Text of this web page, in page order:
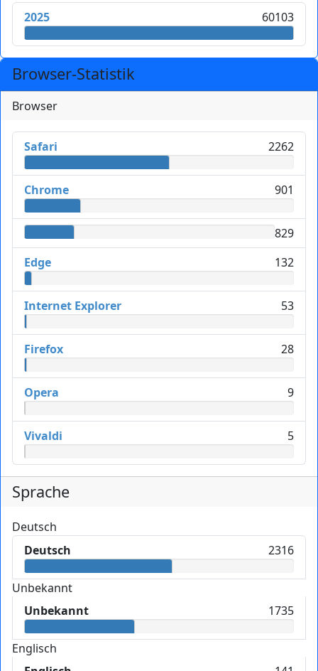
2025 60103
Browser-Statistik
Browser
Safari 2262
Chrome 901
829
Edge
132
Internet Explorer 53
Firefox 28
Opera 9
Vivaldi 5
Sprache
Deutsch
Deutsch
2316
Unbekannt
Unbekannt
1735
Englisch